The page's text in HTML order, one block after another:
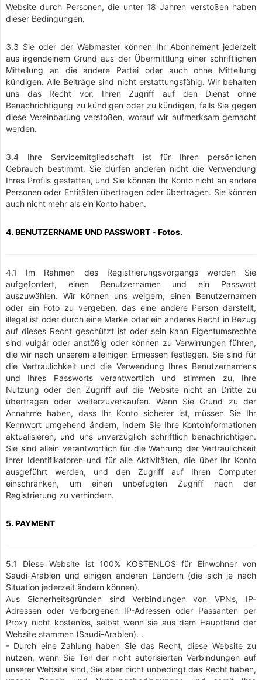
Website durch Personen, die unter 18 Jahren verstoßen haben
dieser Bedingungen.
3.3 Sie oder der Webmaster können Ihr Abonnement jederzeit
aus irgendeinem Grund aus der Übermittlung einer schriftlichen
Mitteilung an die andere Partei oder auch ohne Mitteilung
kündigen. Alle Beiträge sind nicht erstattungsfähig. Wir behalten
uns das Recht vor, Ihren Zugriff auf den Dienst ohne
Benachrichtigung zu kündigen oder zu kündigen, falls Sie gegen
diese Vereinbarung verstoßen, worauf wir aufmerksam gemacht
werden.
3.4 Ihre Servicemitgliedschaft ist für Ihren persönlichen
Gebrauch bestimmt. Sie dürfen anderen nicht die Verwendung
Ihres Profils gestatten, und Sie können Ihr Konto nicht an andere
Personen oder Entitäten übertragen oder übertragen. Sie können
auch nicht mehr als ein Konto haben.
4. BENUTZERNAME UND PASSWORT - Fotos.
4.1 Im Rahmen des Registrierungsvorgangs werden Sie
aufgefordert, einen Benutzernamen und ein Passwort
auszuwählen. Wir können uns weigern, einen Benutzernamen
oder ein Foto zu vergeben, das eine andere Person darstellt,
illegal ist oder durch eine Marke oder ein anderes Recht in Bezug
auf dieses Recht geschützt ist oder sein kann Eigentumsrechte
sind vulgär oder anstößig oder können zu Verwirrungen führen,
die wir nach unserem alleinigen Ermessen festlegen. Sie sind für
die Vertraulichkeit und die Verwendung Ihres Benutzernamens
und Ihres Passworts verantwortlich und stimmen zu, Ihre
Nutzung oder den Zugriff auf die Website nicht an Dritte zu
übertragen oder weiterzuverkaufen. Wenn Sie Grund zu der
Annahme haben, dass Ihr Konto sicherer ist, müssen Sie Ihr
Kennwort umgehend ändern, indem Sie Ihre Kontoinformationen
aktualisieren, und uns unverzüglich schriftlich benachrichtigen.
Sie sind allein verantwortlich für die Wahrung der Vertraulichkeit
Ihrer Identifikatoren und für alle Aktivitäten, die über Ihr Konto
ausgeführt werden, und den Zugriff auf Ihren Computer
einschränken, um einen unbefugten Zugriff nach der
Registrierung zu verhindern.
5. PAYMENT
5.1 Diese Website ist 100% KOSTENLOS für Einwohner von
Saudi-Arabien und einigen anderen Ländern (die sich je nach
Situation jederzeit ändern können).
Aus Sicherheitsgründen sind Verbindungen von VPNs, IP-
Adressen oder verborgenen IP-Adressen oder Passanten per
Proxy nicht kostenlos, selbst wenn sie aus dem Hauptland der
Website stammen (Saudi-Arabien). .
- Durch eine Zahlung haben Sie das Recht, diese Website zu
nutzen, wenn Sie Teil der nicht autorisierten Verbindungen auf
unserer Website sind, Sie aber nicht unbedingt das Recht haben,